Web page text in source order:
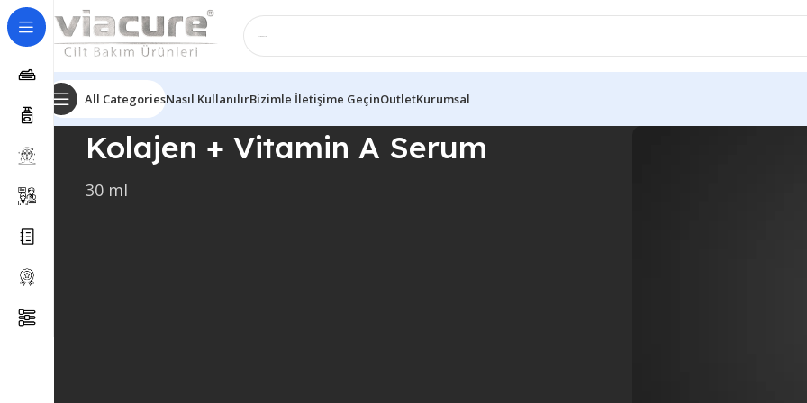
All CategoriesNasıl KullanılırBizimle İletişime GeçinOutletKurumsal
Kolajen + Vitamin A Serum
30 ml